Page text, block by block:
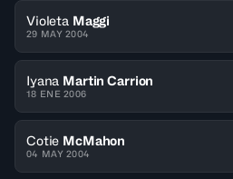
Violeta Maggi
29 MAY 2004
Iyana Martin Carrion
18 ENE 2006
Cotie McMahon
04 MAY 2004